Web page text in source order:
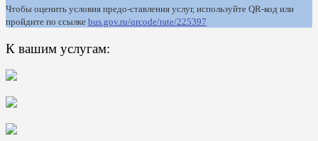
Чтобы оценить условия предо-ставления услуг, используйте QR-код или
пройдите по ссылке bus.gov.ru/qrcode/rate/225397
К вашим услугам: